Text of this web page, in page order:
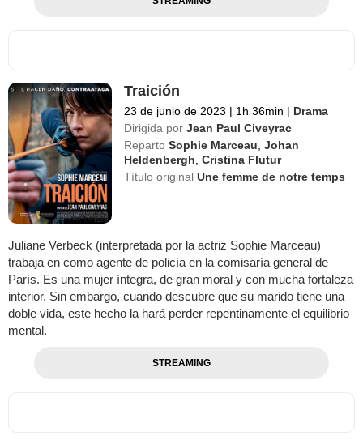
Traición
23 de junio de 2023 | 1h 36min | Drama
Dirigida por Jean Paul Civeyrac
Reparto Sophie Marceau ,Johan
Heldenbergh ,Cristina Flutur
Título originalUne femme de notre temps
Juliane Verbeck (interpretada por la actriz Sophie Marceau)
trabaja en como agente de policía en la comisaría general de
París. Es una mujer íntegra, de gran moral y con mucha fortaleza
interior. Sin embargo, cuando descubre que su marido tiene una
doble vida, este hecho la hará perder repentinamente el equilibrio
mental.
STREAMING